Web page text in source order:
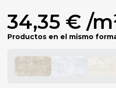
34,35 € /
Productos en el mismo